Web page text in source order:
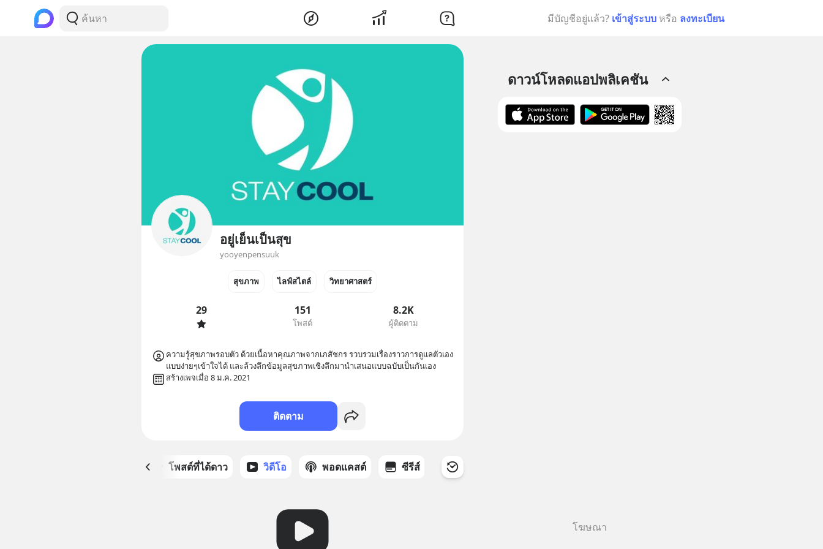
มีบัญชีอยู่แล้ว? เข้าสู่ระบบ หรือ ลงทะเบียน
อยู่เย็นเป็นสุข
yooyenpensuuk
สุขภาพ ไลฟ์สไตล์ วิทยาศาสตร์
29 151
โพสต์
8.2K
ผู้ติดตาม
ความรู้สุขภาพรอบตัว ด้วยเนื้อหาคุณภาพจากเภสัชกร รวบรวมเรื่องราวการดูแลตัวเอง
แบบง่ายๆเข้าใจได้ และล้วงลึกข้อมูลสุขภาพเชิงลึกมานำเสนอแบบฉบับเป็นกันเอง
สร้างเพจเมื่อ 8 ม.ค. 2021
ติดตาม
โพสต์ที่ได้ดาว วิดีโอ พอดแคสต์ ซีรีส์
ดาวน์โหลดแอปพลิเคชัน
โฆษณา